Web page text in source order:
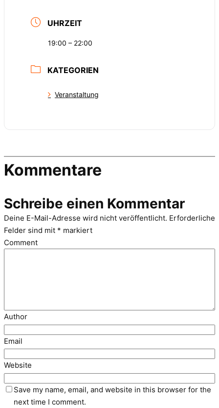
UHRZEIT
19:00 – 22:00
KATEGORIEN
Veranstaltung
Kommentare
Schreibe einen Kommentar
Deine E-Mail-Adresse wird nicht veröffentlicht. Erforderliche
Felder sind mit * markiert
Comment
Author
Email
Website
Save my name, email, and website in this browser for the
next time I comment.